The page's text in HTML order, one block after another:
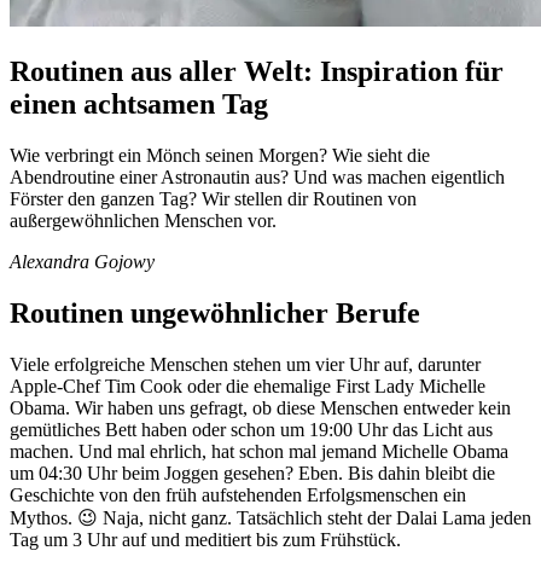
Routinen aus aller Welt: Inspiration für
einen achtsamen Tag
Wie verbringt ein Mönch seinen Morgen? Wie sieht die
Abendroutine einer Astronautin aus? Und was machen eigentlich
Förster den ganzen Tag? Wir stellen dir Routinen von
außergewöhnlichen Menschen vor.
Alexandra Gojowy
Routinen ungewöhnlicher Berufe
Viele erfolgreiche Menschen stehen um vier Uhr auf, darunter
Apple-Chef Tim Cook oder die ehemalige First Lady Michelle
Obama. Wir haben uns gefragt, ob diese Menschen entweder kein
gemütliches Bett haben oder schon um 19:00 Uhr das Licht aus
machen. Und mal ehrlich, hat schon mal jemand Michelle Obama
um 04:30 Uhr beim Joggen gesehen? Eben. Bis dahin bleibt die
Geschichte von den früh aufstehenden Erfolgsmenschen ein
Mythos. 😉 Naja, nicht ganz. Tatsächlich steht der Dalai Lama jeden
Tag um 3 Uhr auf und meditiert bis zum Frühstück.